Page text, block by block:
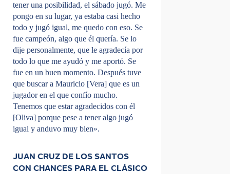
tener una posibilidad, el sábado jugó. Me
pongo en su lugar, ya estaba casi hecho
todo y jugó igual, me quedo con eso. Se
fue campeón, algo que él quería. Se lo
dije personalmente, que le agradecía por
todo lo que me ayudó y me aportó. Se
fue en un buen momento. Después tuve
que buscar a Mauricio [Vera] que es un
jugador en el que confío mucho.
Tenemos que estar agradecidos con él
[Oliva] porque pese a tener algo jugó
igual y anduvo muy bien».
JUAN CRUZ DE LOS SANTOS
CON CHANCES PARA EL CLÁSICO